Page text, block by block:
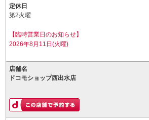
定休日
第2火曜
【臨時営業日のお知らせ】
2026年8月11日(火曜)
店舗名
ドコモショップ西出水店